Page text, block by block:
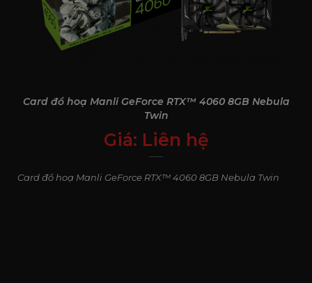
Card đồ hoạ Manli GeForce RTX™ 4060 8GB Nebula
Twin
Giá: Liên hệ
0₫
Card đồ hoạ Manli GeForce RTX™ 4060 8GB Nebula Twin